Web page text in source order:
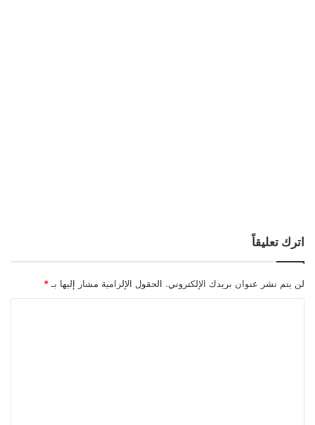
اترك تعليقاً
لن يتم نشر عنوان بريدك الإلكتروني. الحقول الإلزامية مشار إليها بـ *